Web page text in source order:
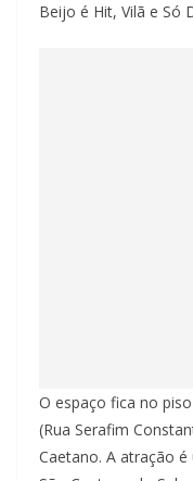
Beijo é Hit, Vilã e Só
O espaço fica no
(Rua Serafim
Caetano. A atração